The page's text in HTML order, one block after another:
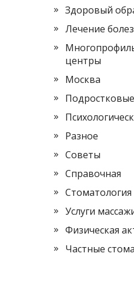
Здоровый
Лечение
центры
Москва
Разное
Советы
Справочная
Стоматология
Услуги
Физическая
Частные